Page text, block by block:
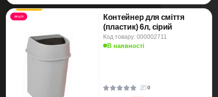
акція
Контейнер для сміття
(пластик) 6л, сірий
Код товару: 000002711
В наявності
0